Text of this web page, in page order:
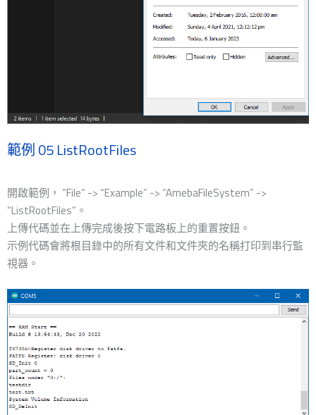
範例 05 ListRootFiles
開啟範例， “File” -> “Example” -> “AmebaFileSystem” ->
“ListRootFiles”。
上傳代碼並在上傳完成後按下電路板上的重置按鈕。
示例代碼會將根目錄中的所有文件和文件夾的名稱打印到串行監
視器。